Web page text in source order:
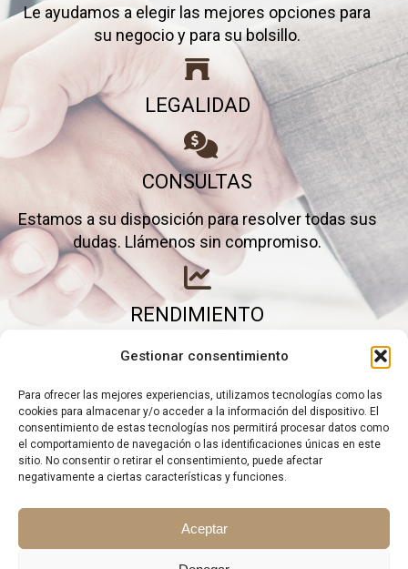
Gestionar consentimiento
Para ofrecer las mejores experiencias, utilizamos tecnologías como las
cookies para almacenar y/o acceder a la información del dispositivo. El
consentimiento de estas tecnologías nos permitirá procesar datos como
el comportamiento de navegación o las identificaciones únicas en este
sitio. No consentir o retirar el consentimiento, puede afectar
negativamente a ciertas características y funciones.
Aceptar
Le ayudamos a elegir las mejores opciones para
su negocio y para su bolsillo.
LEGALIDAD
CONSULTAS
Estamos a su disposición para resolver todas sus
dudas. Llámenos sin compromiso.
RENDIMIENTO
Elimine gastos inútiles y saque el máximo partido a